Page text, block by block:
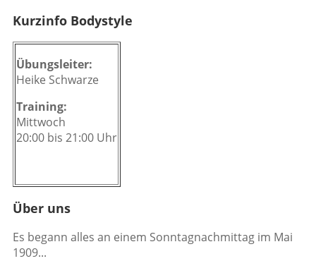
Kurzinfo Bodystyle
Übungsleiter:
Heike Schwarze
Training:
Mittwoch
20:00 bis 21:00 Uhr
Über uns
Es begann alles an einem Sonntagnachmittag im Mai
1909...